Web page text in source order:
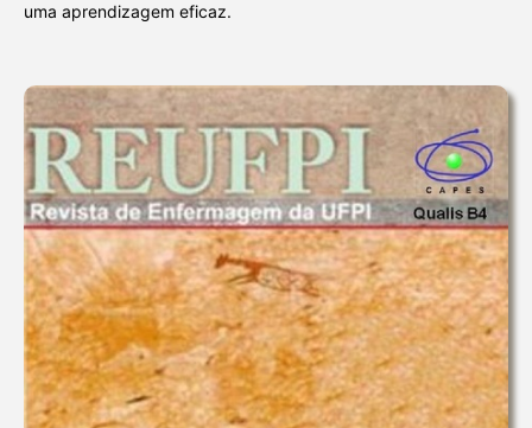
uma aprendizagem eficaz.